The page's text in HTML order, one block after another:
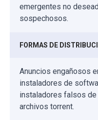
emergentes no
sospechosos.
FORMAS DE
Anuncios engañosos
instaladores de
instaladores falsos de
archivos torrent.